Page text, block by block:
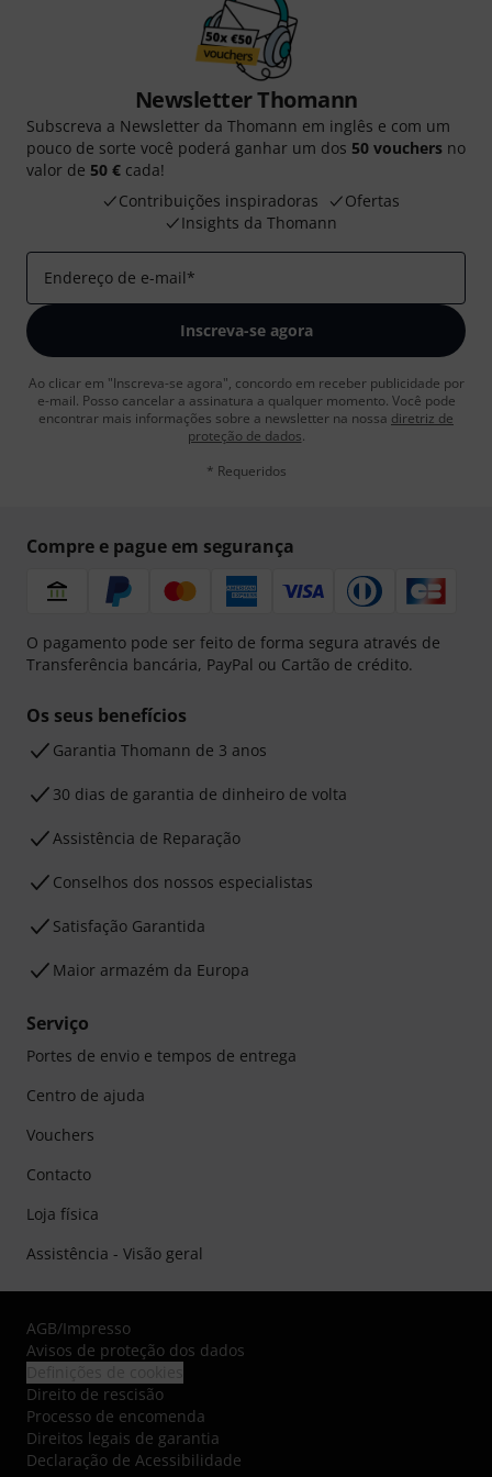
Newsletter Thomann
Subscreva a Newsletter da Thomann em inglês e com um
pouco de sorte você poderá ganhar um dos 50 vouchers no
valor de 50 € cada!
Contribuições inspiradoras
Ofertas
Insights da Thomann
Endereço de e-mail*
Inscreva-se agora
Ao clicar em "Inscreva-se agora", concordo em receber publicidade por
e-mail. Posso cancelar a assinatura a qualquer momento. Você pode
encontrar mais informações sobre a newsletter na nossa diretriz de
proteção de dados.
* Requeridos
Compre e pague em segurança
O pagamento pode ser feito de forma segura através de
Transferência bancária, PayPal ou Cartão de crédito.
Os seus benefícios
Garantia Thomann de 3 anos
30 dias de garantia de dinheiro de volta
Assistência de Reparação
Conselhos dos nossos especialistas
Satisfação Garantida
Maior armazém da Europa
Serviço
Portes de envio e tempos de entrega
Centro de ajuda
Vouchers
Contacto
Loja física
Assistência - Visão geral
AGB/Impresso
Avisos de proteção dos dados
Direito de rescisão
Processo de encomenda
Direitos legais de garantia
Declaração de Acessibilidade